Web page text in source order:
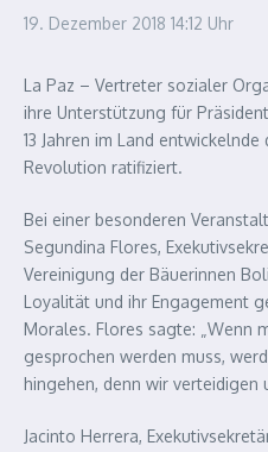
19. Dezember 2018 14:12 Uhr
La Paz – Vertreter sozialer
ihre Unterstützung für
13 Jahren im Land
Revolution ratifiziert.
Bei einer besonderen
Segundina Flores,
Vereinigung der Bäuerinnen
Loyalität und ihr Engagement
Morales. Flores sagte: „Wenn
gesprochen werden muss,
hingehen, denn wir verteidigen
Jacinto Herrera,